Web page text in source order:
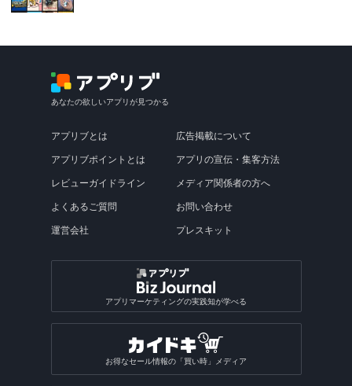
あなたの欲しいアプリが見つかる
アプリブとは
アプリブポイントとは
レビューガイドライン
よくあるご質問
運営会社
広告掲載について
アプリの宣伝・集客方法
メディア関係者の方へ
お問い合わせ
プレスキット
アプリマーケティングの実践知が学べる
お得なセール情報の「買い時」メディア